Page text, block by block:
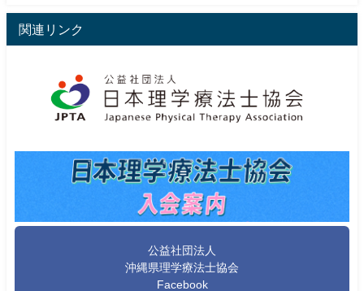
関連リンク
公益社団法人
沖縄県理学療法士協会
Facebook